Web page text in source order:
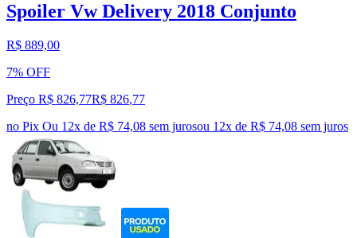
Spoiler Vw Delivery 2018 Conjunto
R$ 889,00
7% OFF
Preço R$ 826,77R$ 826,77
no Pix Ou 12x de R$ 74,08 sem jurosou 12x de R$ 74,08 sem juros